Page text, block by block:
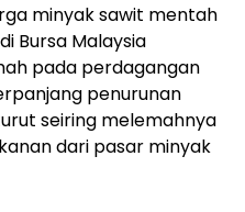
minyak sawit mentah
Bursa Malaysia
pada perdagangan
penurunan
seiring melemahnya
dari pasar minyak